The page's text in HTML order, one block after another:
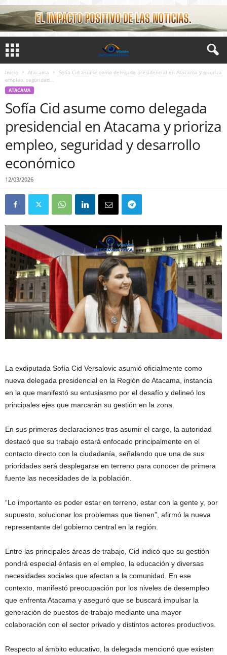
Inicio Atacama
Sofía Cid asume como delegada presidencial en Atacama y prioriza
empleo, seguridad...
ATACAMA
Sofía Cid asume como delegada
presidencial en Atacama y prioriza
empleo, seguridad y desarrollo
económico
12/03/2026
La exdiputada Sofía Cid Versalovic asumió oficialmente como
nueva delegada presidencial en la Región de Atacama , instancia
en la que manifestó su entusiasmo por el desafío y delineó los
principales ejes que marcarán su gestión en la zona.
En sus primeras declaraciones tras asumir el cargo, la autoridad
destacó que su trabajo estará enfocado principalmente en el
contacto directo con la ciudadanía, señalando que una de sus
prioridades será desplegarse en terreno para conocer de primera
fuente las necesidades de la población.
“Lo importante es poder estar en terreno, estar con la gente y, por
supuesto, solucionar los problemas que tienen”, afirmó la nueva
representante del gobierno central en la región.
Entre las principales áreas de trabajo, Cid indicó que su gestión
pondrá especial énfasis en el empleo, la educación y diversas
necesidades sociales que afectan a la comunidad. En ese
contexto, manifestó preocupación por los niveles de desempleo
que enfrenta Atacama y aseguró que se buscará impulsar la
generación de puestos de trabajo mediante una mayor
colaboración con el sector privado y distintos actores productivos.
Respecto al ámbito educativo, la delegada mencionó que existen